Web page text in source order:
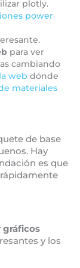
plotly.
power
para ver
cambiando
la web dónde
materiales
de base
Hay
es que
gráficos
y los